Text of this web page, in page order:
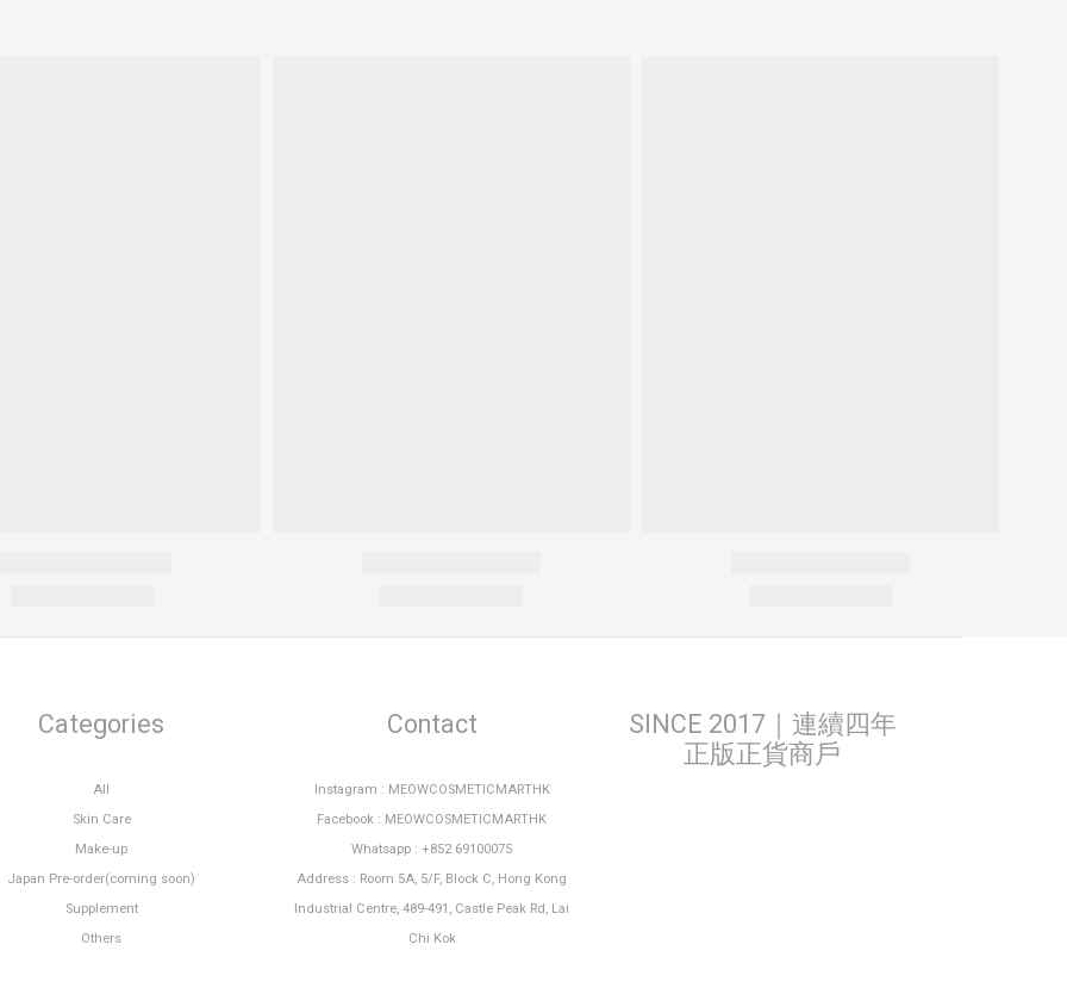
Categories
All
Skin Care
Make-up
Japan Pre-order(coming soon)
Supplement
Others
Contact
Instagram : MEOWCOSMETICMARTHK
Facebook : MEOWCOSMETICMARTHK
Whatsapp : +852 69100075
Address : Room 5A, 5/F, Block C, Hong Kong
Industrial Centre, 489-491, Castle Peak Rd, Lai
Chi Kok
SINCE 2017｜連續四年
正版正貨商戶